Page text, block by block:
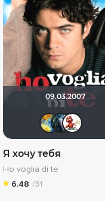
09.03.2007
Я хочу тебя
Ho voglia di te
6.48 /31